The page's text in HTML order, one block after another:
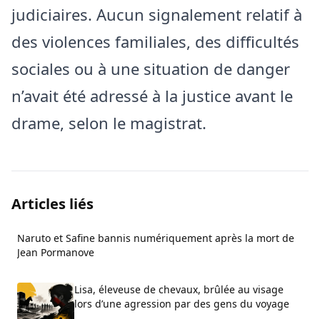
judiciaires. Aucun signalement relatif à
des violences familiales, des difficultés
sociales ou à une situation de danger
n’avait été adressé à la justice avant le
drame, selon le magistrat.
Articles liés
Naruto et Safine bannis numériquement après la mort de
Jean Pormanove
Lisa, éleveuse de chevaux, brûlée au visage
lors d’une agression par des gens du voyage